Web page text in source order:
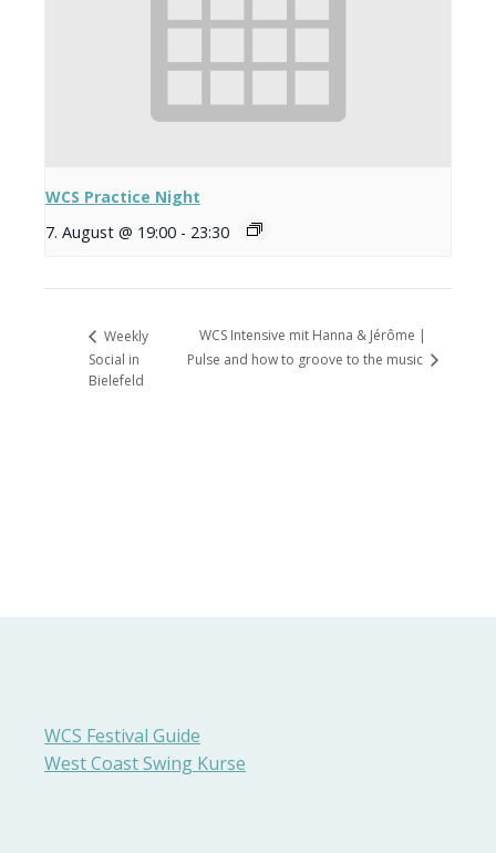
WCS Practice Night
7. August @ 19:00 - 23:30
Weekly
Social in
Bielefeld
WCS Intensive mit Hanna & Jérôme |
Pulse and how to groove to the music
WCS Festival Guide
West Coast Swing Kurse